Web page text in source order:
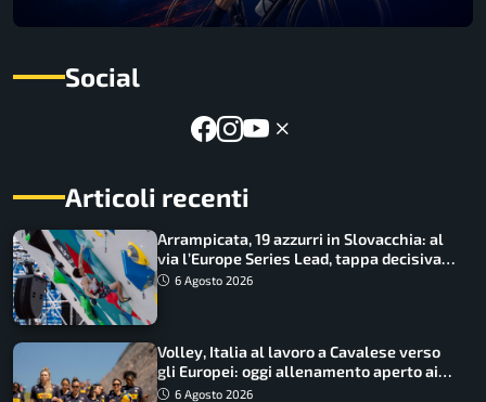
Social
Articoli recenti
Arrampicata, 19 azzurri in Slovacchia: al
via l’Europe Series Lead, tappa decisiva
per la Speed
6 Agosto 2026
Volley, Italia al lavoro a Cavalese verso
gli Europei: oggi allenamento aperto ai
tifosi
6 Agosto 2026